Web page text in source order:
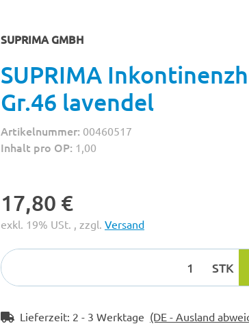
SUPRIMA GMBH
SUPRIMA
Gr.46 lavendel
Artikelnummer: 00460517
Inhalt pro OP: 1,00
17,80 €
exkl. 19% USt. , zzgl. Versand
STK
Lieferzeit: 2 - 3 Werktage (DE - Ausland